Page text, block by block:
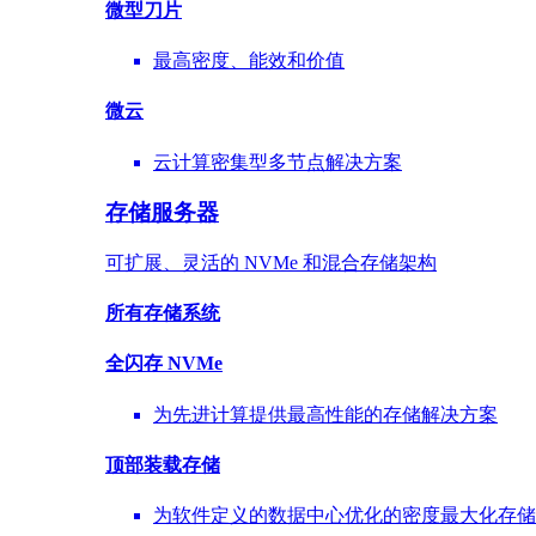
微型刀片
最高密度、能效和价值
微云
云计算密集型多节点解决方案
存储服务器
可扩展、灵活的 NVMe 和混合存储架构
所有存储系统
全闪存 NVMe
为先进计算提供最高性能的存储解决方案
顶部装载存储
为软件定义的数据中心优化的密度最大化存